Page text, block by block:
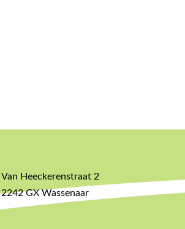
Van Heeckerenstraat 2
2242 GX Wassenaar